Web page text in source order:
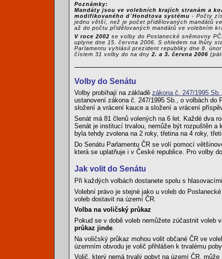
Poznámky:
Mandáty jsou ve volebních krajích stranám a
modifikovaného d´Hondtova systému - Počty
jednu větší, než je počet přidělovaných mandátů
až do počtu přidělovaných mandátů ve volebním
V roce 2002 se volby do Poslanecké sněmovny
uplyne dne 15. června 2006. S ohledem na lhůty
Parlamentu vyhlásil prezident republiky dne 8.
číslem 31 volby do na dny 2. a 3. června 2006
Volby do Senátu
Volby probíhají na základě zákona č. 247/1995
ustanovení zákona č. 247/1995 Sb., o volbách
složení a vrácení kauce a složení a vrácení
Senát má 81 členů volených na 6 let. Každé dva
Senát je institucí trvalou, nemůže být rozpuštěn a
byla tehdy zvolena na 2 roky, třetina na 4 roky,
Do Senátu Parlamentu ČR se volí pomocí
která se uplatňuje i v České republice. Pro volby
Jak volit do Senátu
Při každých volbách dostanete spolu s
Volební právo je stejné jako u voleb do
voleb dostavit na území ČR.
Volba na voličský průkaz
Pokud se v době voleb nemůžete zúčastnit
průkaz jinde.
Na voličský průkaz mohou volit občané ČR ve
územním obvodu je volič přihlášen k trvalému
Volič, který nemá trvalý pobyt na území ČR,